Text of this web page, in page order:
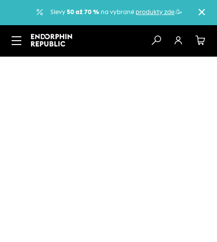
Slevy 50 až 70 % na vybrané produkty zde.🥳